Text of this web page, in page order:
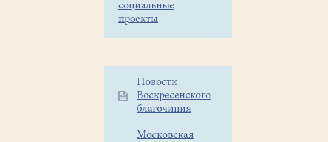
социальные
проекты
Дополнительное
меню
Новости
Воскресенского
благочиния
Московская